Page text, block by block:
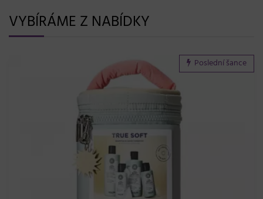
VYBÍRÁME Z NABÍDKY
Poslední šance